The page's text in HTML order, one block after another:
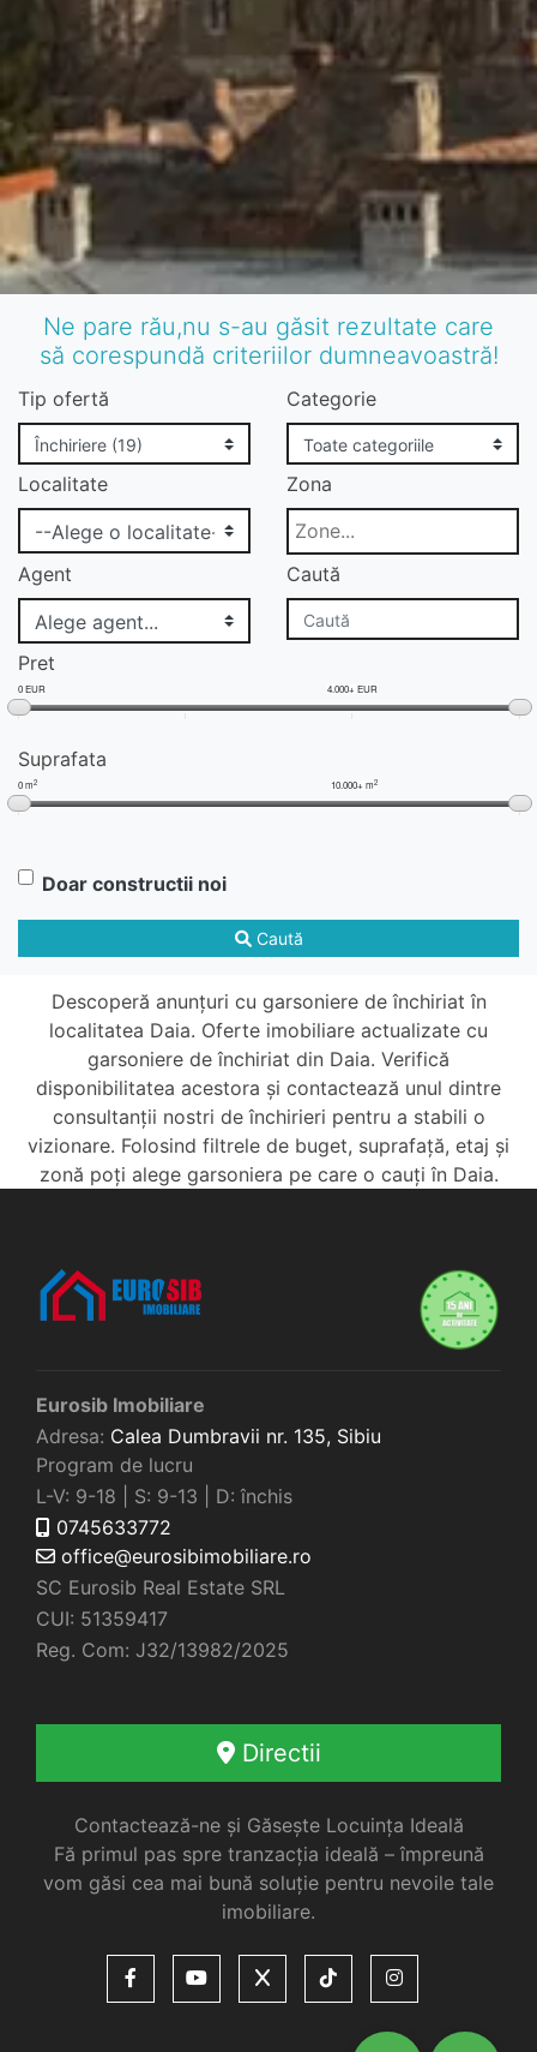
Ne pare rău,nu s-au găsit rezultate care
să corespundă criteriilor dumneavoastră!
Tip ofertă Categorie
Localitate Zona
Agent Caută
Pret
0 EUR 4.000+ EUR
Suprafata
0 m2 10.000+ m2
Doar constructii noi
Caută
Descoperă anunțuri cu garsoniere de închiriat în
localitatea Daia. Oferte imobiliare actualizate cu
garsoniere de închiriat din Daia. Verifică
disponibilitatea acestora și contactează unul dintre
consultanții nostri de închirieri pentru a stabili o
vizionare. Folosind filtrele de buget, suprafață, etaj și
zonă poți alege garsoniera pe care o cauți în Daia.
Eurosib Imobiliare
Adresa: Calea Dumbravii nr. 135, Sibiu
Program de lucru
L-V: 9-18 | S: 9-13 | D: închis
0745633772
office@eurosibimobiliare.ro
SC Eurosib Real Estate SRL
CUI: 51359417
Reg. Com: J32/13982/2025
Directii
Contactează-ne și Găsește Locuința Ideală
Fă primul pas spre tranzacția ideală – împreună
vom găsi cea mai bună soluție pentru nevoile tale
imobiliare.